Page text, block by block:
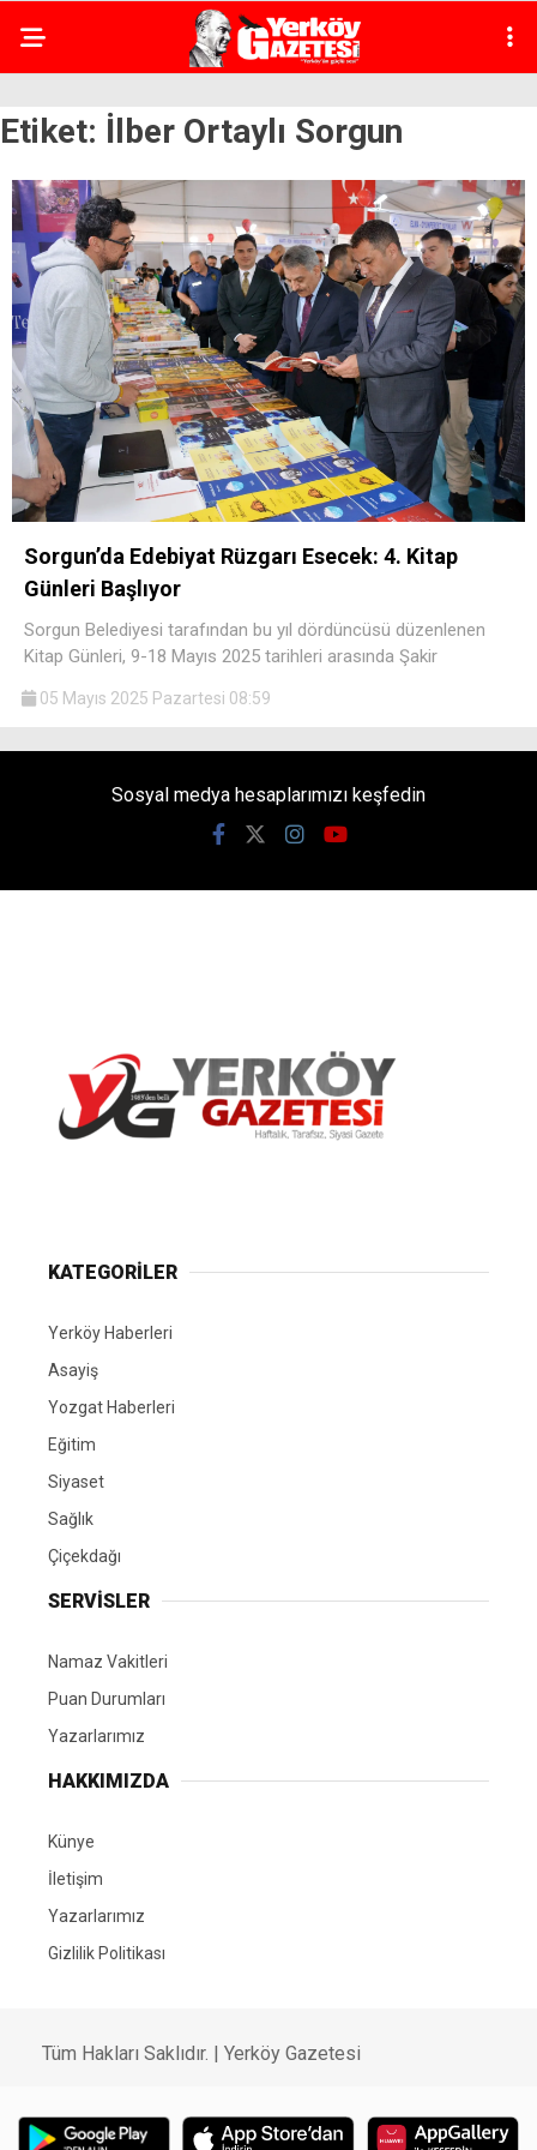
Etiket: İlber Ortaylı Sorgun
Sorgun’da Edebiyat Rüzgarı Esecek: 4. Kitap
Günleri Başlıyor
Sorgun Belediyesi tarafından bu yıl dördüncüsü düzenlenen
Kitap Günleri, 9-18 Mayıs 2025 tarihleri arasında Şakir
05 Mayıs 2025 Pazartesi 08:59
Sosyal medya hesaplarımızı keşfedin
KATEGORİLER
Yerköy Haberleri
Asayiş
Yozgat Haberleri
Eğitim
Siyaset
Sağlık
Çiçekdağı
SERVİSLER
Namaz Vakitleri
Puan Durumları
Yazarlarımız
HAKKIMIZDA
Künye
İletişim
Yazarlarımız
Gizlilik Politikası
Tüm Hakları Saklıdır. | Yerköy Gazetesi